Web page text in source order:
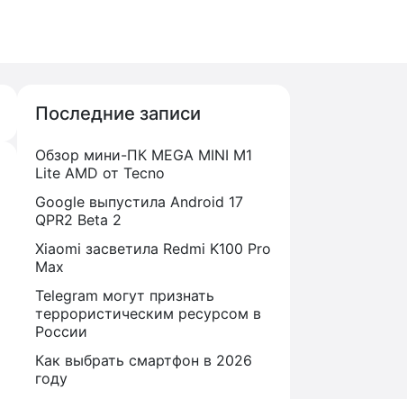
Последние записи
Обзор мини-ПК MEGA MINI M1
Lite AMD от Tecno
Google выпустила Android 17
QPR2 Beta 2
Xiaomi засветила Redmi K100 Pro
Max
Telegram могут признать
террористическим ресурсом в
России
Как выбрать смартфон в 2026
году